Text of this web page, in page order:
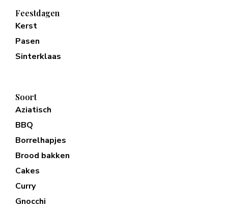
Feestdagen
Kerst
Pasen
Sinterklaas
Soort
Aziatisch
BBQ
Borrelhapjes
Brood bakken
Cakes
Curry
Gnocchi